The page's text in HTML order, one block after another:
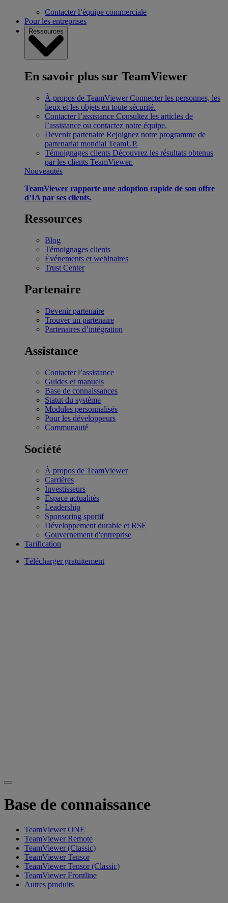
Contacter l’équipe commerciale
Pour les entreprises
Ressources
En savoir plus sur TeamViewer
À propos de TeamViewer Connecter les personnes, les
lieux et les objets en toute sécurité.
Contacter l’assistance Consultez les articles de
l’assistance ou contactez notre équipe.
Devenir partenaire Rejoignez notre programme de
partenariat mondial TeamUP.
Témoignages clients Découvrez les résultats obtenus
par les clients TeamViewer.
Nouveautés
TeamViewer rapporte une adoption rapide de son offre
d’IA par ses clients.
Ressources
Blog
Témoignages clients
Événements et webinaires
Trust Center
Partenaire
Devenir partenaire
Trouver un partenaire
Partenaires d’intégration
Assistance
Contacter l’assistance
Guides et manuels
Base de connaissances
Statut du système
Modules personnalisés
Pour les développeurs
Communauté
Société
À propos de TeamViewer
Carrières
Investisseurs
Espace actualités
Leadership
Sponsoring sportif
Développement durable et RSE
Gouvernement d'entreprise
Tarification
Télécharger gratuitement
Base de connaissance
TeamViewer ONE
TeamViewer Remote
TeamViewer (Classic)
TeamViewer Tensor
TeamViewer Tensor (Classic)
TeamViewer Frontline
Autres produits